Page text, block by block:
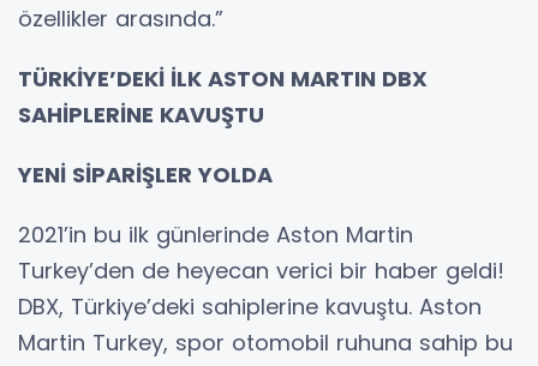
özellikler arasında.”
TÜRKİYE’DEKİ İLK ASTON MARTIN DBX
SAHİPLERİNE KAVUŞTU
YENİ SİPARİŞLER YOLDA
2021’in bu ilk günlerinde Aston Martin
Turkey’den de heyecan verici bir haber geldi!
DBX, Türkiye’deki sahiplerine kavuştu. Aston
Martin Turkey, spor otomobil ruhuna sahip bu